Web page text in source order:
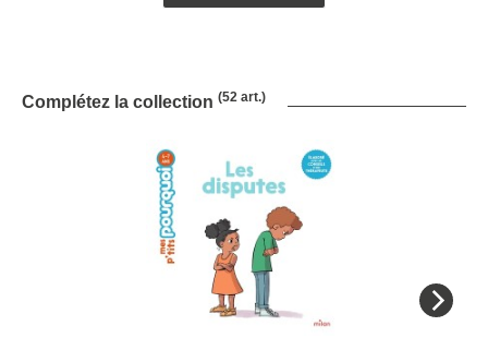
Complétez la collection (52 art.)